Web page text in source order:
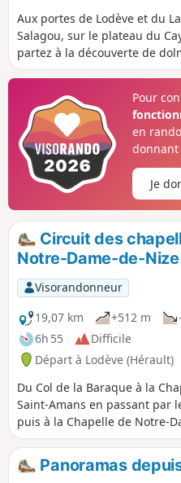
Aux portes de Lodève et du
Salagou, sur le plateau du
partez à la découverte de
capitelles, enclos de pierre en
étonnante terre aux couleurs
Pour
en
donnant
Je
Circuit des
Notre-Dame-de-Nize
Visorandonneur
19,07 km
+512 m
6h 55
Difficile
Départ à Lodève (Hérault)
Du Col de la Baraque à la
Saint-Amans en passant par
puis à la Chapelle de Notre-
Nize en passant par une
Panoramas